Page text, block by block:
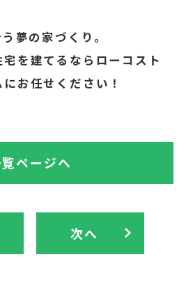
夢の家づくり。
を建てるならローコスト
お任せください！
ページへ
次へ